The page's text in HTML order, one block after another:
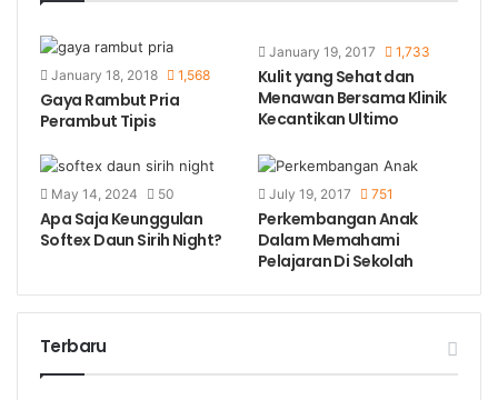
January 18, 2018 1,568
Gaya Rambut Pria
Perambut Tipis
January 19, 2017 1,733
Kulit yang Sehat dan
Menawan Bersama Klinik
Kecantikan Ultimo
May 14, 2024 50
Apa Saja Keunggulan
Softex Daun Sirih Night?
July 19, 2017 751
Perkembangan Anak
Dalam Memahami
Pelajaran Di Sekolah
Terbaru